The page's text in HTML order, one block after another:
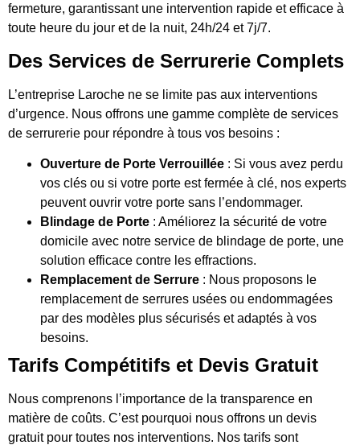
fermeture, garantissant une intervention rapide et efficace à
toute heure du jour et de la nuit, 24h/24 et 7j/7.
Des Services de Serrurerie Complets
L’entreprise Laroche ne se limite pas aux interventions
d’urgence. Nous offrons une gamme complète de services
de serrurerie pour répondre à tous vos besoins :
Ouverture de Porte Verrouillée : Si vous avez perdu
vos clés ou si votre porte est fermée à clé, nos experts
peuvent ouvrir votre porte sans l’endommager.
Blindage de Porte : Améliorez la sécurité de votre
domicile avec notre service de blindage de porte, une
solution efficace contre les effractions.
Remplacement de Serrure : Nous proposons le
remplacement de serrures usées ou endommagées
par des modèles plus sécurisés et adaptés à vos
besoins.
Tarifs Compétitifs et Devis Gratuit
Nous comprenons l’importance de la transparence en
matière de coûts. C’est pourquoi nous offrons un devis
gratuit pour toutes nos interventions. Nos tarifs sont